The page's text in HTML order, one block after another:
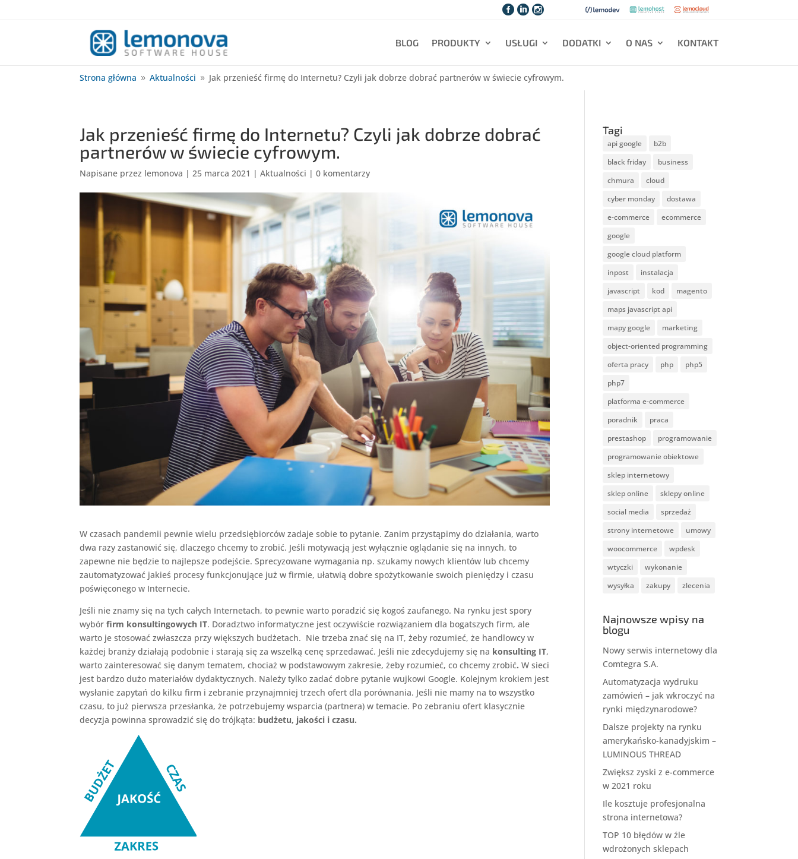
  
BLOG PRODUKTY USŁUGI DODATKI O NAS KONTAKT
Strona główna 9 Aktualności 9 Jak przenieść firmę do Internetu? Czyli jak dobrze dobrać partnerów w świecie cyfrowym.
Jak przenieść firmę do Internetu? Czyli jak dobrze dobrać
partnerów w świecie cyfrowym.
Napisane przez lemonova |25 marca 2021 |Aktualności |0 komentarzy
W czasach pandemii pewnie wielu przedsiębiorców zadaje sobie to pytanie. Zanim przystąpimy do działania, warto
dwa razy zastanowić się, dlaczego chcemy to zrobić. Jeśli motywacją jest wyłącznie oglądanie się na innych, to
zapewne nie będzie to najlepsze podejście. Sprecyzowane wymagania np. szukamy nowych klientów lub chcemy
zautomatyzować jakieś procesy funkcjonujące już w firmie, ułatwią dobre spożytkowanie swoich pieniędzy i czasu
poświęconego w Internecie.
Jeśli nie znamy się na tych całych Internetach, to pewnie warto poradzić się kogoś zaufanego. Na rynku jest spory
wybórfirm konsultingowych IT. Doradztwo informatyczne jest oczywiście rozwiązaniem dla bogatszych firm, ale
warto je stosować zwłaszcza przy większych budżetach. Nie trzeba znać się na IT, żeby rozumieć, że handlowcy w
każdej branży działają podobnie i starają się za wszelką cenę sprzedawać. Jeśli nie zdecydujemy się na konsulting IT,
warto zainteresować się danym tematem, chociaż w podstawowym zakresie, żeby rozumieć, co chcemy zrobić. W sieci
jest bardzo dużo materiałów dydaktycznych. Należy tylko zadać dobre pytanie wujkowi Google. Kolejnym krokiem jest
wysłanie zapytań do kilku firm i zebranie przynajmniej trzech ofert dla porównania. Jeśli nie mamy na to wszystko
czasu, to już pierwsza przesłanka, że potrzebujemy wsparcia (partnera) w temacie. Po zebraniu ofert klasycznie
decyzja powinna sprowadzić się do trójkąta: budżetu, jakości i czasu.
Tagi
api google
b2b
black friday
business
chmura
cloud
cyber monday
dostawa
e-commerce
ecommerce
google
google cloud platform
inpost
instalacja
javascript
kod
magento
maps javascript api
mapy google
marketing
object-oriented programming
oferta pracy
php
php5
php7
platforma e-commerce
poradnik
praca
prestashop
programowanie
programowanie obiektowe
sklep internetowy
sklep online
sklepy online
social media
sprzedaż
strony internetowe
umowy
woocommerce
wpdesk
wtyczki
wykonanie
wysyłka
zakupy zlecenia
Najnowsze wpisy na
blogu
Nowy serwis internetowy dla
Comtegra S.A.
Automatyzacja wydruku
zamówień – jak wkroczyć na
rynki międzynarodowe?
Dalsze projekty na rynku
amerykańsko-kanadyjskim –
LUMINOUS THREAD
Zwiększ zyski z e-commerce
w 2021 roku
Ile kosztuje profesjonalna
strona internetowa?
TOP 10 błędów w źle
wdrożonych sklepach